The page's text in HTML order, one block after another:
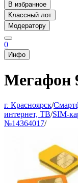
В избранное
Классный лот
Модератору
0
Инфо
Мегафон
г. Красноярск/
интернет, ТВ/SIM-
№14364017/